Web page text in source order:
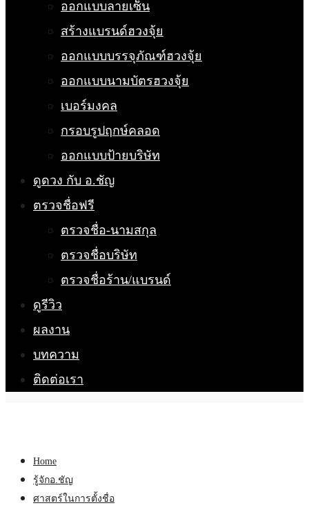
ออกแบบลายเซ็น
สร้างแบรนด์ฮวงจุ้ย
ออกแบบบรรจุภัณฑ์ฮวงจุ้ย
ออกแบบนามบัตรฮวงจุ้ย
เบอร์มงคล
กรอบรูปฤกษ์คลอด
ออกแบบป้ายบริษัท
ดูดวง กับ อ.ชัญ
ตรวจชื่อฟรี
ตรวจชื่อ-นามสกุล
ตรวจชื่อบริษัท
ตรวจชื่อร้าน/แบรนด์
ดูรีวิว
ผลงาน
บทความ
ติดต่อเรา
Home
รู้จักอ.ชัญ
ศาสตร์ในการตั้งชื่อ